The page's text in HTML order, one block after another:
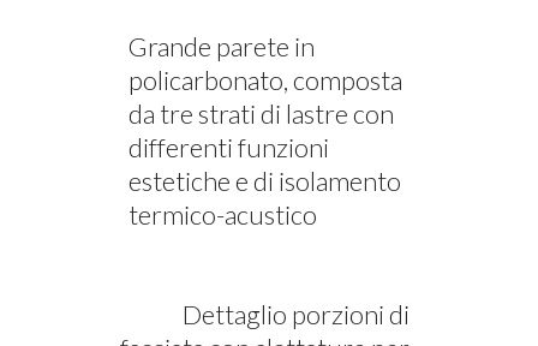
Grande parete in
policarbonato, composta
da tre strati di lastre con
differenti funzioni
estetiche e di isolamento
termico-acustico
Dettaglio porzioni di